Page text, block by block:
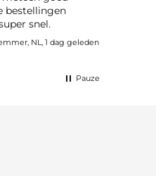
snel.
NL, 1 dag geleden
Pauze